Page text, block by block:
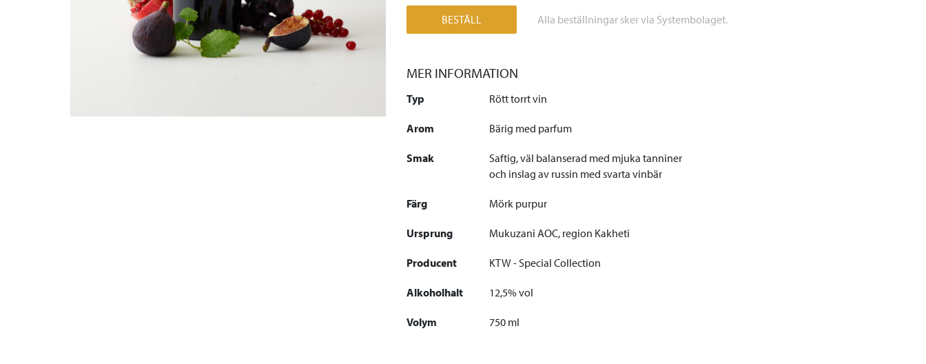
BESTÄLL Alla beställningar sker via Systembolaget.
MER INFORMATION
Typ Rött torrt vin
Arom Bärig med parfum
Smak
Saftig, väl balanserad med mjuka tanniner
och inslag av russin med svarta vinbär
Färg Mörk purpur
Ursprung Mukuzani AOC, region Kakheti
Producent KTW - Special Collection
Alkoholhalt 12,5% vol
Volym 750 ml